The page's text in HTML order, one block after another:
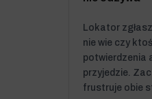
Lokator
nie wie czy
potwierdzenia
przyjedzie.
frustruje obie